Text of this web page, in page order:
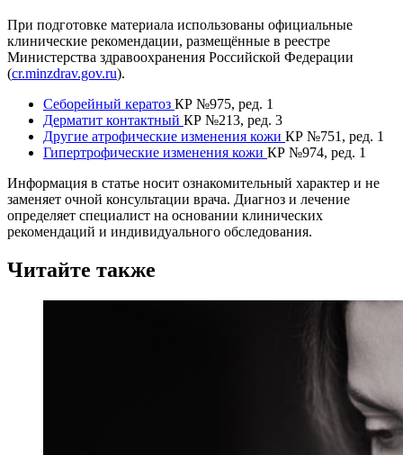
При подготовке материала использованы официальные
клинические рекомендации, размещённые в реестре
Министерства здравоохранения Российской Федерации
(cr.minzdrav.gov.ru).
Себорейный кератоз КР №975, ред. 1
Дерматит контактный КР №213, ред. 3
Другие атрофические изменения кожи КР №751, ред. 1
Гипертрофические изменения кожи КР №974, ред. 1
Информация в статье носит ознакомительный характер и не
заменяет очной консультации врача. Диагноз и лечение
определяет специалист на основании клинических
рекомендаций и индивидуального обследования.
Читайте также